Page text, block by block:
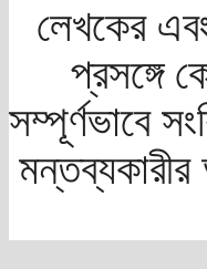
লেখকের
প্রসঙ্গে
সম্পূর্ণভাবে